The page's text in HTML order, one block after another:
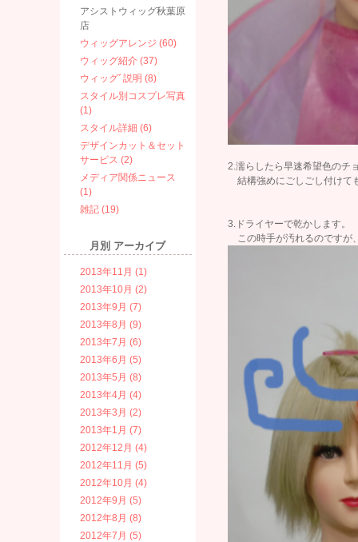
2.濡らしたら早速希望色のチ
結構強めにごしごし付けて
3.ドライヤーで乾かします。
この時手が汚れるのですが
アシストウィッグ秋葉原
店
ウィッグアレンジ (60)
ウィッグ紹介 (37)
ウィッグﾞ説明 (8)
スタイル別コスプレ写真
(1)
スタイル詳細 (6)
デザインカット＆セット
サービス (2)
メディア関係ニュース
(1)
雑記 (19)
月別 アーカイブ
2013年11月 (1)
2013年10月 (2)
2013年9月 (7)
2013年8月 (9)
2013年7月 (6)
2013年6月 (5)
2013年5月 (8)
2013年4月 (4)
2013年3月 (2)
2013年1月 (7)
2012年12月 (4)
2012年11月 (5)
2012年10月 (4)
2012年9月 (5)
2012年8月 (8)
2012年7月 (5)